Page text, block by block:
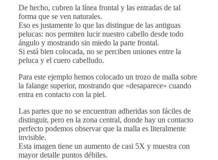
De hecho, cubren la línea frontal y las entradas de tal
forma que se ven naturales.
Eso es justamente lo que las distingue de las antiguas
pelucas: nos permiten lucir nuestro cabello desde todo
ángulo y mostrando sin miedo la parte frontal.
Si está bien colocada, no se perciben uniones entre la
peluca y el cuero cabelludo.
Para este ejemplo hemos colocado un trozo de malla sobre
la falange superior, mostrando que «desaparece» cuando
entra en contacto con la piel.
Las partes que no se encuentran adheridas son fáciles de
distinguir, pero en la zona central, donde hay un contacto
perfecto podemos observar que la malla es literalmente
invisible.
Esta imagen tiene un aumento de casi 5X y muestra con
mayor detalle puntos débiles.